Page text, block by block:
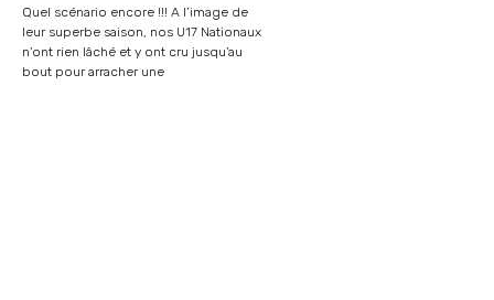
Quel scénario encore !!! A l’image de
leur superbe saison, nos U17 Nationaux
n’ont rien lâché et y ont cru jusqu’au
bout pour arracher une